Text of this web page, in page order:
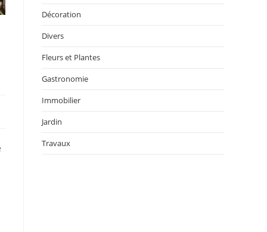
Décoration
Divers
Fleurs et Plantes
Gastronomie
Immobilier
Jardin
Travaux